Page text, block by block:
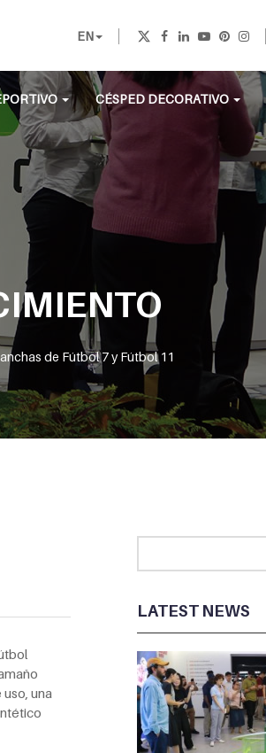
EN
CÉSPED DECORATIVO
de Fútbol 7 y Fútbol 11
LATEST NEWS
una